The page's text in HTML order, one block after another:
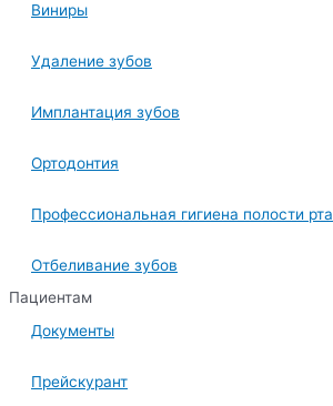
Виниры
Удаление зубов
Имплантация зубов
Ортодонтия
Профессиональная гигиена полости рта
Отбеливание зубов
Пациентам
Документы
Прейскурант